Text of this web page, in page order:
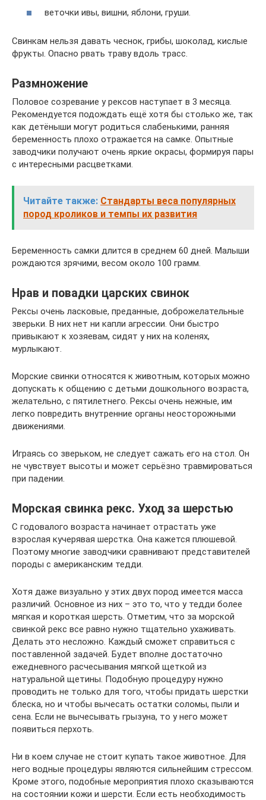
веточки ивы, вишни, яблони, груши.
Свинкам нельзя давать чеснок, грибы, шоколад, кислые
фрукты. Опасно рвать траву вдоль трасс.
Размножение
Половое созревание у рексов наступает в 3 месяца.
Рекомендуется подождать ещё хотя бы столько же, так
как детёныши могут родиться слабенькими, ранняя
беременность плохо отражается на самке. Опытные
заводчики получают очень яркие окрасы, формируя пары
с интересными расцветками.
Читайте также: Стандарты веса популярных
пород кроликов и темпы их развития
Беременность самки длится в среднем 60 дней. Малыши
рождаются зрячими, весом около 100 грамм.
Нрав и повадки царских свинок
Рексы очень ласковые, преданные, доброжелательные
зверьки. В них нет ни капли агрессии. Они быстро
привыкают к хозяевам, сидят у них на коленях,
мурлыкают.
Морские свинки относятся к животным, которых можно
допускать к общению с детьми дошкольного возраста,
желательно, с пятилетнего. Рексы очень нежные, им
легко повредить внутренние органы неосторожными
движениями.
Играясь со зверьком, не следует сажать его на стол. Он
не чувствует высоты и может серьёзно травмироваться
при падении.
Морская свинка рекс. Уход за шерстью
С годовалого возраста начинает отрастать уже
взрослая кучерявая шерстка. Она кажется плюшевой.
Поэтому многие заводчики сравнивают представителей
породы с американским тедди.
Хотя даже визуально у этих двух пород имеется масса
различий. Основное из них – это то, что у тедди более
мягкая и короткая шерсть. Отметим, что за морской
свинкой рекс все равно нужно тщательно ухаживать.
Делать это несложно. Каждый сможет справиться с
поставленной задачей. Будет вполне достаточно
ежедневного расчесывания мягкой щеткой из
натуральной щетины. Подобную процедуру нужно
проводить не только для того, чтобы придать шерстки
блеска, но и чтобы вычесать остатки соломы, пыли и
сена. Если не вычесывать грызуна, то у него может
появиться перхоть.
Ни в коем случае не стоит купать такое животное. Для
него водные процедуры являются сильнейшим стрессом.
Кроме этого, подобные мероприятия плохо сказываются
на состоянии кожи и шерсти. Если есть необходимость